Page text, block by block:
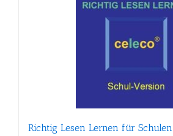
Richtig Lesen Lernen für Schulen